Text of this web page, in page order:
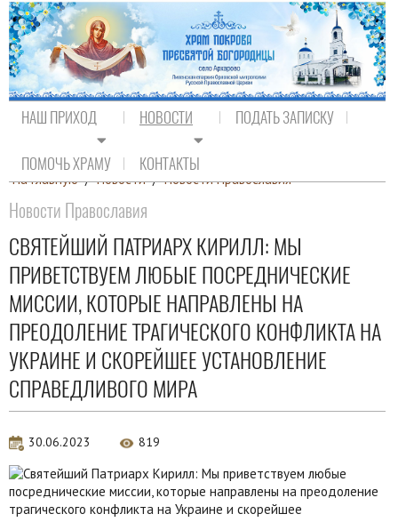
НАШ ПРИХОД НОВОСТИ ПОДАТЬ ЗАПИСКУ
ПОМОЧЬ ХРАМУ КОНТАКТЫ
На главную / Новости / Новости Православия
Новости Православия
СВЯТЕЙШИЙ ПАТРИАРХ КИРИЛЛ: МЫ
ПРИВЕТСТВУЕМ ЛЮБЫЕ ПОСРЕДНИЧЕСКИЕ
МИССИИ, КОТОРЫЕ НАПРАВЛЕНЫ НА
ПРЕОДОЛЕНИЕ ТРАГИЧЕСКОГО КОНФЛИКТА НА
УКРАИНЕ И СКОРЕЙШЕЕ УСТАНОВЛЕНИЕ
СПРАВЕДЛИВОГО МИРА
30.06.2023 819